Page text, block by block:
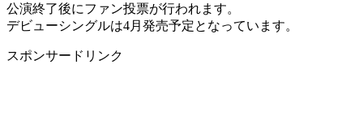
公演終了後にファン投票が行われます。
デビューシングルは4月発売予定となっています。
スポンサードリンク